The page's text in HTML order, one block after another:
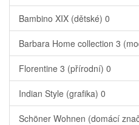
Bambino XIX (dětské) 0
Barbara Home collection 3
Florentine 3 (přírodní) 0
Indian Style (grafika) 0
Schöner Wohnen (domácí